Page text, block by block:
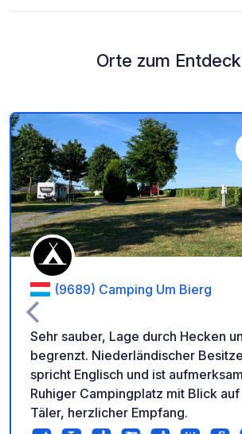
Orte zum
(9689) Camping Um Bierg
Sehr sauber, Lage durch Hecken
begrenzt. Niederländischer
spricht Englisch und ist
Ruhiger Campingplatz mit Blick
Täler, herzlicher Empfang.